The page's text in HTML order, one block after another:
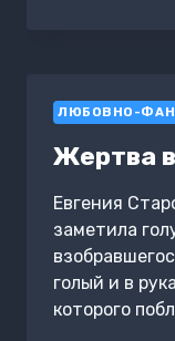
ЛЮБОВНО-
Жертва
Евгения
заметила
голый и в
которого